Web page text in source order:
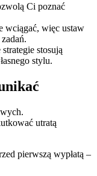
Ci poznać
wciągać, więc ustaw
stosują
stylu.
utratą
pierwszą wypłatą –